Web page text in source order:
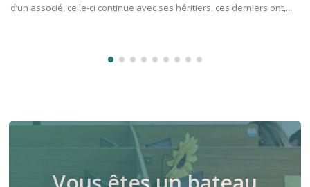
d’un associé, celle-ci continue avec ses héritiers, ces derniers ont,...